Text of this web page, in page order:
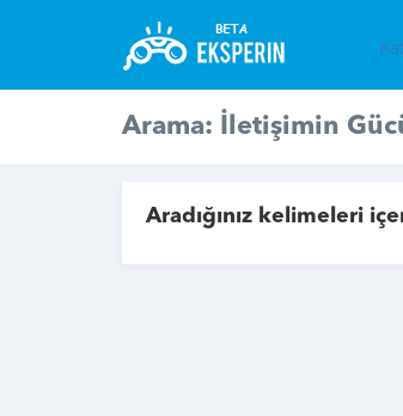
Arama: İletişimin
Aradığınız kelimeleri